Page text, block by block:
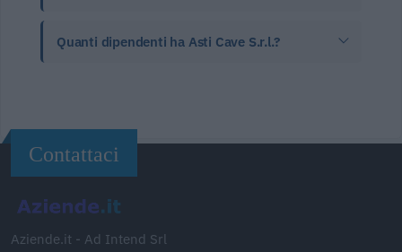
Quanti dipendenti ha Asti Cave S.r.l.?
Contattaci
Aziende.it - Ad Intend Srl